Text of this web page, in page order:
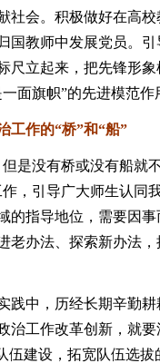
社会。积极做好在高
国教师中发展党员。
尺立起来，把先锋形
面旗帜”的先进模范作
作的“桥”和“船”
没有桥或没有船就不
，引导广大师生认同
指导地位，需要因事
老办法、探索新办法
中，历经长期辛勤耕
治工作改革创新，就
伍建设，拓宽队伍选拔